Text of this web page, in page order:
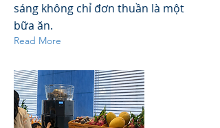
sáng không chỉ đơn thuần là một
bữa ăn.
Read More